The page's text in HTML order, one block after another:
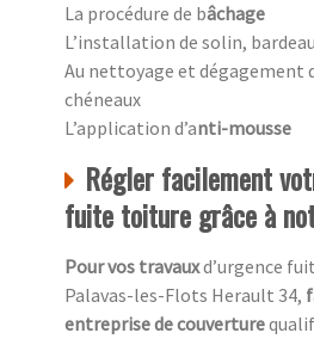
La procédure de bâchage
L’installation de solin,
Au nettoyage et dégagement
chéneaux
L’application d’anti-mousse
Régler facilement
fuite toiture grâce à
Pour vos travauxd’urgence
Palavas-les-Flots Herault 34,
entreprise de couverture